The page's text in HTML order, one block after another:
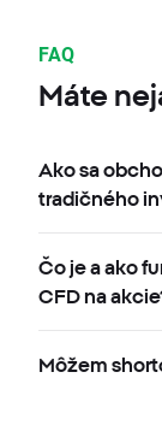
FAQ
Máte
Ako sa
tradičného
Čo je a ako
CFD na
Môžem